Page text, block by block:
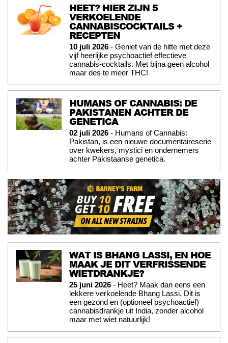
HEET? HIER ZIJN 5
VERKOELENDE
CANNABISCOCKTAILS +
RECEPTEN
10 juli 2026 - Geniet van de hitte met deze
vijf heerlijke psychoactief effectieve
cannabis-cocktails. Met bijna geen alcohol
maar des te meer THC!
HUMANS OF CANNABIS: DE
PAKISTANEN ACHTER DE
GENETICA
02 juli 2026 - Humans of Cannabis:
Pakistan, is een nieuwe documentaireserie
over kwekers, mystici en ondernemers
achter Pakistaanse genetica.
WAT IS BHANG LASSI, EN HOE
MAAK JE DIT VERFRISSENDE
WIETDRANKJE?
25 juni 2026 - Heet? Maak dan eens een
lekkere verkoelende Bhang Lassi. Dit is
een gezond en (optioneel psychoactief)
cannabisdrankje uit India, zonder alcohol
maar met wiet natuurlijk!